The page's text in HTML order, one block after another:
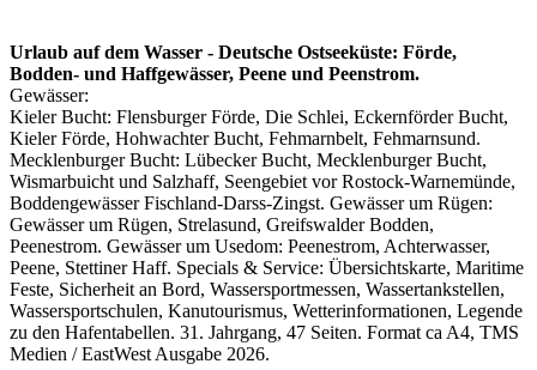
Urlaub auf dem Wasser - Deutsche Ostseeküste: Förde,
Bodden- und Haffgewässer, Peene und Peenstrom.
Gewässer:
Kieler Bucht: Flensburger Förde, Die Schlei, Eckernförder Bucht,
Kieler Förde, Hohwachter Bucht, Fehmarnbelt, Fehmarnsund.
Mecklenburger Bucht: Lübecker Bucht, Mecklenburger Bucht,
Wismarbuicht und Salzhaff, Seengebiet vor Rostock-Warnemünde,
Boddengewässer Fischland-Darss-Zingst. Gewässer um Rügen:
Gewässer um Rügen, Strelasund, Greifswalder Bodden,
Peenestrom. Gewässer um Usedom: Peenestrom, Achterwasser,
Peene, Stettiner Haff. Specials & Service: Übersichtskarte, Maritime
Feste, Sicherheit an Bord, Wassersportmessen, Wassertankstellen,
Wassersportschulen, Kanutourismus, Wetterinformationen, Legende
zu den Hafentabellen. 31. Jahrgang, 47 Seiten. Format ca A4, TMS
Medien / EastWest Ausgabe 2026.